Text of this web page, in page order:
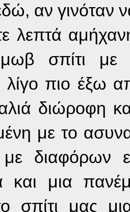
αν
λεπτά
σπίτι με
λίγο πιο έξω
διώροφη
με το
με διαφόρων
και μια
σπίτι μας